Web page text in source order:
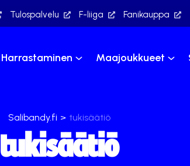
Tulospalvelu F-liiga Fanikauppa
Harrastaminen Maajoukkueet
Salibandy.fi > tukisäätiö
tukisäätiö